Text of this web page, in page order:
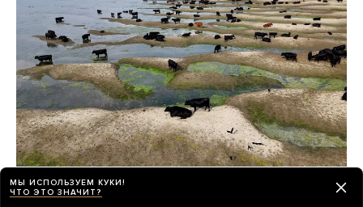
Из-за жары в Европе обмелел Дунай.
МЫ ИСПОЛЬЗУЕМ КУКИ!
ЧТО ЭТО ЗНАЧИТ?